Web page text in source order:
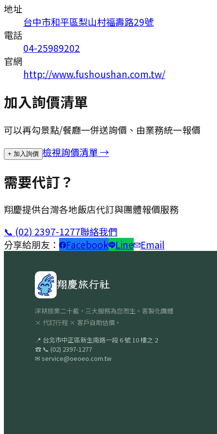
地址
台中市和平區梨山村福壽路29號
電話
04-25989202
官網
http://www.fushoushan.com.tw/
加入詢價清單
可以再勾景點/餐廳一併送詢價、由業務統一報價
+ 加入詢價 檢視詢價清單 →
需要代訂？
翔慶提供台灣各地飯店代訂與團體報價服務
📞 (02) 2397-1277聯絡我們
分享給朋友：
Facebook Line Email
翔慶旅行社
深耕旅業二十載，三大服務為您而生。客製化團體
× 代訂行程 × 客戶自助估價。
📍 台北市中正區新生南路一段 6 號 10 樓之 2
☎ 📞 (02) 2397-1277
✉ service@oeoeo.com.tw